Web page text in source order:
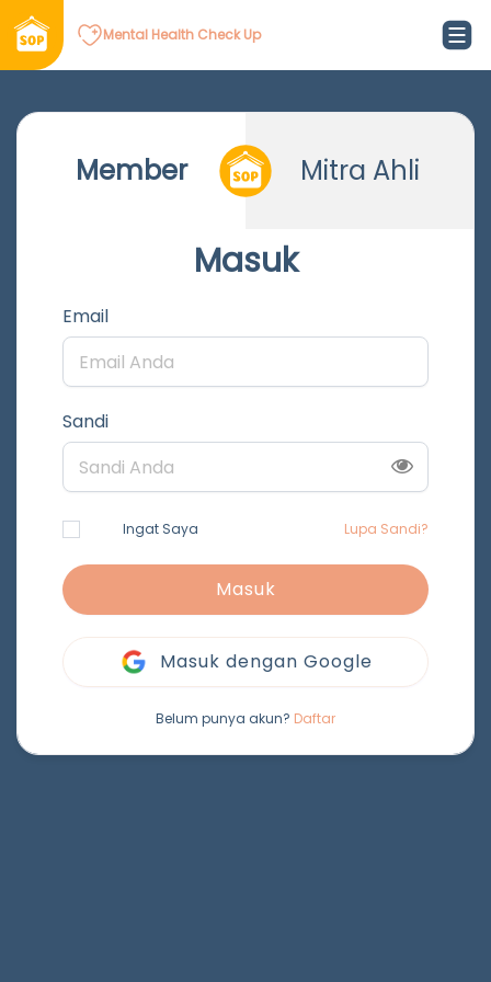
Mental Health Check Up
Member Mitra Ahli
Masuk
Email
Sandi
Ingat Saya Lupa Sandi?
Masuk
Masuk dengan Google
Belum punya akun? Daftar